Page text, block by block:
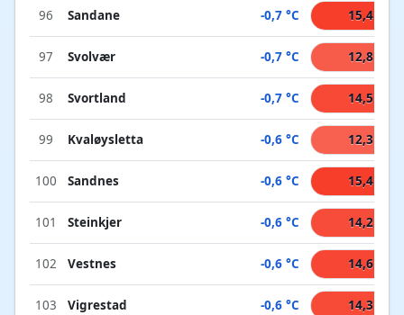
96 Sandane -0,7 °C 15,4 °C
97 Svolvær -0,7 °C 12,8 °C
98 Svortland -0,7 °C 14,5 °C
99 Kvaløysletta -0,6 °C 12,3 °C
100 Sandnes -0,6 °C 15,4 °C
101 Steinkjer -0,6 °C 14,2 °C
102 Vestnes -0,6 °C 14,6 °C
103 Vigrestad -0,6 °C 14,3 °C